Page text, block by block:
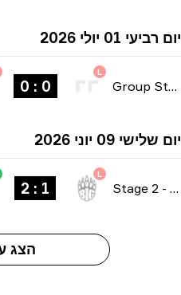
01 יולי 2026
Group
09 יוני 2026
Stage 2
הצג עוד